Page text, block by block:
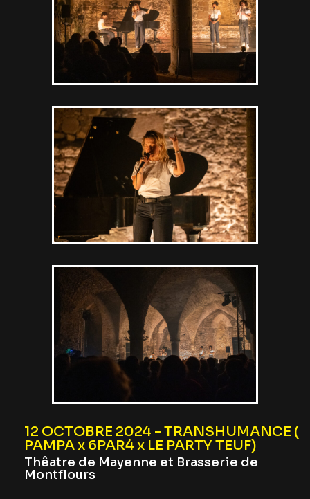
12 OCTOBRE 2024 - TRANSHUMANCE (
PAMPA x 6PAR4 x LE PARTY TEUF)
Thêatre de Mayenne et Brasserie de
Montflours